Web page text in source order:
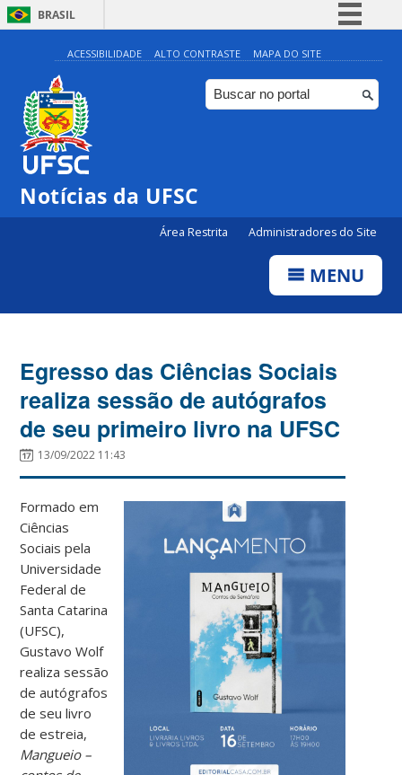
BRASIL
Simplifique!
Comunica BR
Participe
ACESSIBILIDADE ALTO CONTRASTE MAPA DO SITE
Notícias da UFSC
Área Restrita Administradores do Site
MENU
Egresso das Ciências Sociais
realiza sessão de autógrafos
de seu primeiro livro na UFSC
13/09/2022 11:43
Formado em
Ciências
Sociais pela
Universidade
Federal de
Santa Catarina
(UFSC),
Gustavo Wolf
realiza sessão
de autógrafos
de seu livro
de estreia,
Mangueio –